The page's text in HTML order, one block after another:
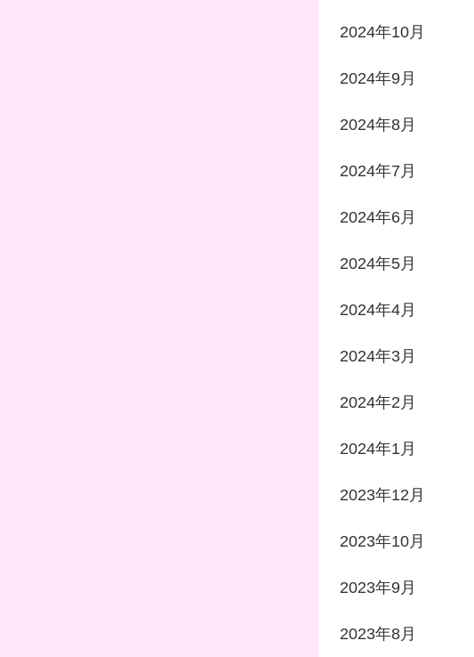
2024年10月
2024年9月
2024年8月
2024年7月
2024年6月
2024年5月
2024年4月
2024年3月
2024年2月
2024年1月
2023年12月
2023年10月
2023年9月
2023年8月